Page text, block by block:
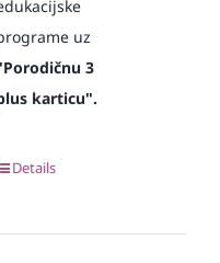
uz
3
karticu".
Details